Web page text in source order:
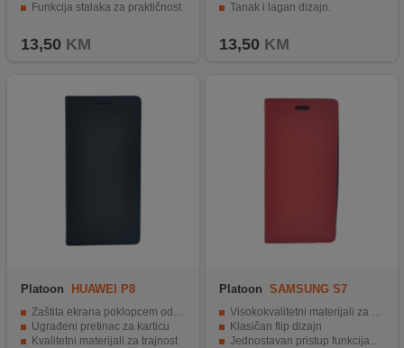
Funkcija stalaka za praktičnost
13,50 KM
Tanak i lagan dizajn.
13,50 KM
Platoon
HUAWEI P8
FUTROLA FLIP
Zaštita ekrana poklopcem od ogrebotina
Ugrađeni pretinac za karticu
Kvalitetni materijali za trajnost
Platoon SAMSUNG S7
Visokokvalitetni materijali za zaštitu
Klasičan flip dizajn
Jednostavan pristup funkcijama mobitela